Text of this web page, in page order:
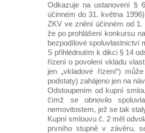
Odkazuje na ustanovení
účinném do 31. května
ZKV ve znění účinném od
že po prohlášení konkursu
bezpodílové spoluvlastnictví
S přihlédnutím k dikci § 14
řízení o povolení vkladu
jen „vkladové řízení“)
podstaty) zahájeno jen na
Odstoupením od kupní
čímž se obnovilo
nemovitostem, jež se tak
Kupní smlouvu č. 2 měl
prvního stupně v závěru,